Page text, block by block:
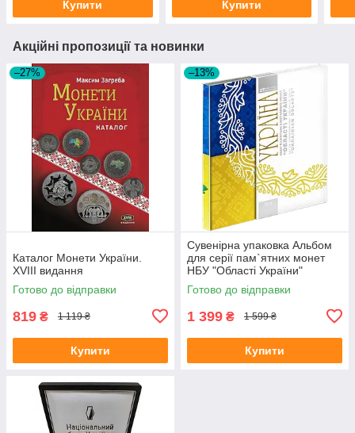
Купити Купити
Акційні пропозиції та новинки
–27%
Каталог Монети України.
XVІІІ видання
Готово до відправки
819 ₴ 1 119 ₴
Купити
–13%
Сувенірна упаковка Альбом
для серії пам`ятних монет
НБУ "Області України"
Готово до відправки
1 399 ₴ 1 599 ₴
Купити